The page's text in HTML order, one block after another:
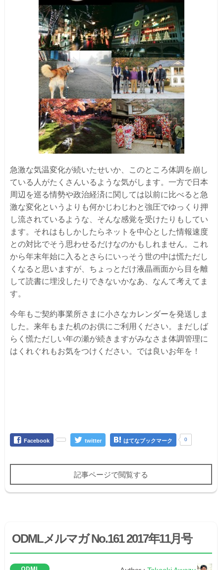
急激な気温変化が続いたせいか、このところ体調を崩し
ている人がたくさんいるような気がします。一方で日本
周辺を巡る情勢や政治経済に関しては以前に比べると急
激な変化というよりも何かじわじわと強圧でゆっくり押
し流されているような、そんな感覚を受けたりもしてい
ます。それはもしかしたらネットを中心とした情報速度
との対比でそう思わせるだけなのかもしれません。これ
から年末年始に入るとさらにいっそう世の中は慌ただし
くなると思いますが、ちょっとだけ液晶画面から目を離
して読書に埋没したりできないかなあ、なんて考えてま
す。
今年もご契約事業所さまに小さなカレンダーを発送しま
した。来年もまた机のお供にご利用ください。まだしば
らく慌ただしい年の瀬が続きますがみなさま体調管理に
はくれぐれもお気をつけください。では良いお年を！
Facebook twitter はてなブックマーク 0
記事ページで閲覧する
ODMLメルマガ No.161 2017年11月号